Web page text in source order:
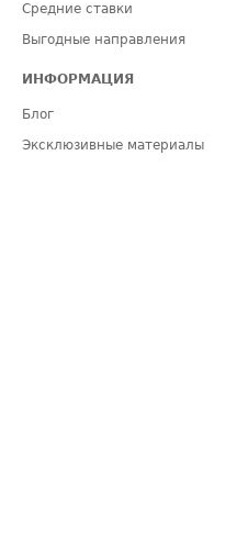
Средние ставки
Выгодные направления
ИНФОРМАЦИЯ
Блог
Эксклюзивные материалы